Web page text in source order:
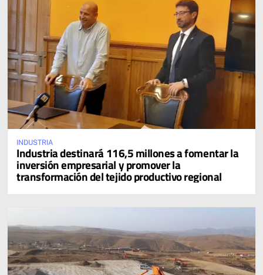
INDUSTRIA
Industria destinará 116,5 millones a fomentar la
inversión empresarial y promover la
transformación del tejido productivo regional